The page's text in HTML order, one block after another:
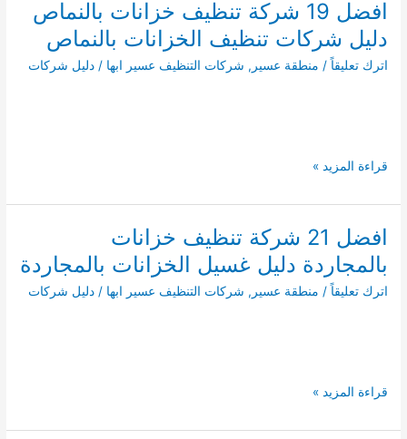
0541008053
افضل 19 شركة تنظيف خزانات بالنماص
دليل شركات تنظيف الخزانات بالنماص
اترك تعليقاً / منطقة عسير , شركات التنظيف عسير ابها /دليل شركات
افضل
شركة
تنظيف
خزانات
بالنماص
دليل
قراءة المزيد »
افضل 21 شركة تنظيف خزانات
بالمجاردة دليل غسيل الخزانات بالمجاردة
اترك تعليقاً / منطقة عسير , شركات التنظيف عسير ابها /دليل شركات
افضل
شركة
قراءة المزيد »